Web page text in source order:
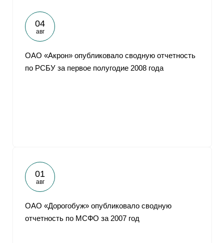
04
авг
ОАО «Акрон» опубликовало сводную отчетность
по РСБУ за первое полугодие 2008 года
01
авг
ОАО «Дорогобуж» опубликовало сводную
отчетность по МСФО за 2007 год